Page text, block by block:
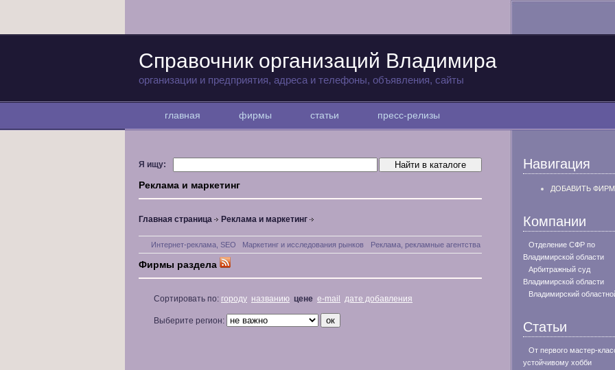
Справочник организаций Владимира
организации и предприятия, адреса и телефоны, объявления, сайты
главная фирмы статьи пресс-релизы
Я ищу:
Реклама и маркетинг
Главная страница Реклама и маркетинг
Интернет-реклама, SEO Маркетинг и исследования рынков Реклама, рекламные агентства
Фирмы раздела
Сортировать по: городу названию цене e-mail дате добавления
Выберите регион:
Навигация
ДОБАВИТЬ
Компании
Отделение СФР по
Владимирской области
Арбитражный суд
Владимирской области
Владимирский
Статьи
От первого мастер-
устойчивому хобби